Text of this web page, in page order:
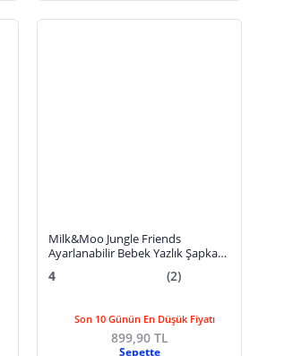
Milk&Moo Jungle Friends
Ayarlanabilir Bebek Yazlık Şapkası
4 (2)
Son 10 Günün En Düşük Fiyatı
899,90 TL
Sepette